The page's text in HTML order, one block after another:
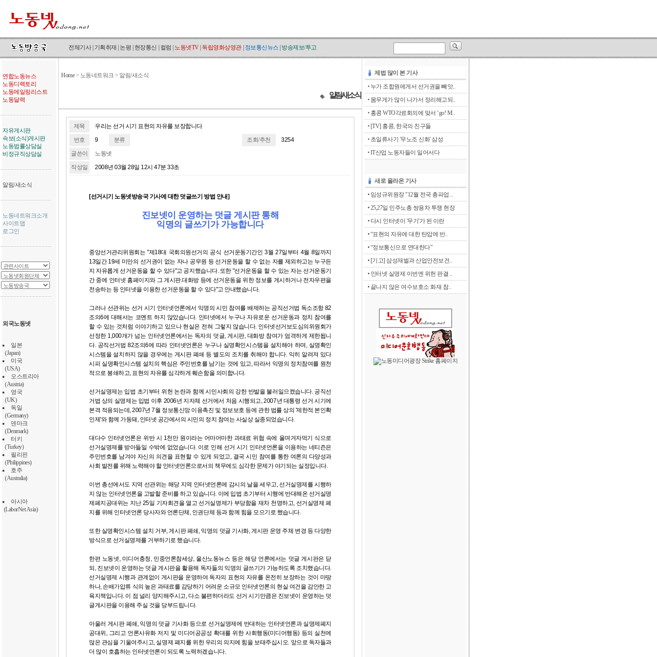
전체기사| 기획취재 논평 현장통신 컬럼 노동넷TV| 독립영화상영관 정보통신뉴스 방송제보/투고
연합노동뉴스
노동디렉토리
노동메일링리스트
노동달력
자유게시판
속보(소식)게시판
노동법률상담실
비정규직상담실
알림/새소식
노동네트워크소개
사이트맵
로그인
외국노동넷
일본
(Japan)
미국
(USA)
오스트리아
(Austria)
영국
(UK)
독일
(Germany)
덴마크
(Denmark)
터키
(Turkey)
필리핀
(Philippines)
호주
(Australia)
아시아
(LaborNet Asia)
Home> 노동네트워크 > 알림/새소식
알림/새소식
제목
우리는 선거 시기 표현의 자유를 보장합니다
번호
9 분류 조회/추천
3254
글쓴이
노동넷
작성일
2008년 03월 28일 12시 47분 33초
[선거시기 노동넷방송국 기사에 대한 덧글쓰기 방법 안내]
진보넷이 운영하는 덧글 게시판 통해
익명의 글쓰기가 가능합니다
중앙선거관리위원회는 "제18대 국회의원선거의 공식 선거운동기간인 3월 27일부터 4월 8일까지
13일간 19세 미만의 선거권이 없는 자나 공무원 등 선거운동을 할 수 없는 자를 제외하고는 누구든
지 자유롭게 선거운동을 할 수 있다"고 공지했습니다. 또한 "선거운동을 할 수 있는 자는 선거운동기
간 중에 인터넷 홈페이지와 그 게시판.대화방 등에 선거운동을 위한 정보를 게시하거나 전자우편을
전송하는 등 인터넷을 이용한 선거운동을 할 수 있다"고 안내했습니다.
그러나 선관위는 선거 시기 인터넷언론에서 익명의 시민 참여를 배제하는 공직선거법 독소조항 82
조의6에 대해서는 코멘트 하지 않았습니다. 인터넷에서 누구나 자유로운 선거운동과 정치 참여를
할 수 있는 것처럼 이야기하고 있으나 현실은 전혀 그렇지 않습니다. 인터넷선거보도심의위원회가
선정한 1,000개가 넘는 인터넷언론에서는 독자의 덧글, 게시판, 대화방 참여가 엄격하게 제한됩니
다. 공직선거법 82조의6에 따라 인터넷언론은 누구나 실명확인시스템을 설치해야 하며, 실명확인
시스템을 설치하지 않을 경우에는 게시판 폐쇄 등 별도의 조치를 취해야 합니다. 익히 알려져 있다
시피 실명확인시스템 설치의 핵심은 주민번호를 남기는 것에 있고, 따라서 익명의 정치참여를 원천
적으로 봉쇄하고, 표현의 자유를 심각하게 훼손함을 의미합니다.
선거실명제는 입법 초기부터 위헌 논란과 함께 시민사회의 강한 반발을 불러일으켰습니다. 공직선
거법 상의 실명제는 입법 이후 2006년 지자체 선거에서 처음 시행되고, 2007년 대통령 선거 시기에
본격 적용되는데, 2007년 7월 정보통신망 이용촉진 및 정보보호 등에 관한 법률 상의 '제한적 본인확
인제'와 함께 가동돼, 인터넷 공간에서의 시민의 정치 참여는 사실상 실종되었습니다.
대다수 인터넷언론은 위반 시 1천만 원이라는 어마어마한 과태료 위협 속에 울며겨자먹기 식으로
선거실명제를 받아들일 수밖에 없었습니다. 이로 인해 선거 시기 인터넷언론을 이용하는 네티즌은
주민번호를 남겨야 자신의 의견을 표현할 수 있게 되었고, 결국 시민 참여를 통한 여론의 다양성과
사회 발전를 위해 노력해야 할 인터넷언론으로서의 책무에도 심각한 문제가 야기되는 실정입니다.
이번 총선에서도 지역 선관위는 해당 지역 인터넷언론에 감시의 날을 세우고, 선거실명제를 시행하
지 않는 인터넷언론을 고발할 준비를 하고 있습니다. 이에 입법 초기부터 시행에 반대해온 선거실명
제폐지공대위는 지난 25일 기자회견을 열고 선거실명제가 부당함을 재차 천명하고, 선거실명제 폐
지를 위해 인터넷언론 당사자와 언론단체, 인권단체 등과 함께 힘을 모으기로 했습니다.
또한 실명확인시스템 설치 거부, 게시판 폐쇄, 익명의 덧글 기사화, 게시판 운영 주체 변경 등 다양한
방식으로 선거실명제를 거부하기로 했습니다.
한편 노동넷, 미디어충청, 민중언론참세상, 울산노동뉴스 등은 해당 언론에서는 덧글 게시판은 닫
되, 진보넷이 운영하는 덧글 게시판을 활용해 독자들의 익명의 글쓰기가 가능하도록 조치했습니다.
선거실명제 시행과 관계없이 게시판을 운영하여 독자의 표현의 자유를 온전히 보장하는 것이 마땅
하나, 손배가압류 식의 높은 과태료를 감당하기 어려운 소규모 인터넷언론의 현실 여건을 감안한 고
육지책입니다. 이 점 널리 양지해주시고, 다소 불편하더라도 선거 시기만큼은 진보넷이 운영하는 덧
글게시판을 이용해 주실 것을 당부드립니다.
아울러 게시판 폐쇄, 익명의 덧글 기사화 등으로 선거실명제에 반대하는 인터넷언론과 실명제폐지
공대위, 그리고 언론사유화 저지 및 미디어공공성 확대를 위한 사회행동(미디어행동) 등의 실천에
많은 관심을 기울여주시고, 실명제 폐지를 위한 우리의 의지에 힘을 보태주십시오. 앞으로 독자들과
더 많이 호흡하는 인터넷언론이 되도록 노력하겠습니다.
제법 많이 본 기사
• 누가 조합원에게서 선거권을 빼앗..
• 몸무게가 많이 나가서 정리해고되..
• 홍콩 WTO각료회의에 맞서 ‘go! M..
• [TV] 홍콩, 한국의 친구들
• 초일류사기 '무노조 신화' 삼성
•IT산업 노동자들이 일어서다
새로 올라온 기사
• 임성규위원장 "12월 전국 총파업 ..
• 25,27일 민주노총 쌍용차 투쟁 현장
• 다시 인터넷이 '무기'가 된 이란
• “표현의 자유에 대한 탄압에 반..
• “정보통신으로 연대한다”
• [기고] 삼성재벌과 산업안전보건..
• 인터넷 실명제 이번엔 위헌 판결 ..
• 끝나지 않은 여수보호소 화재 참..